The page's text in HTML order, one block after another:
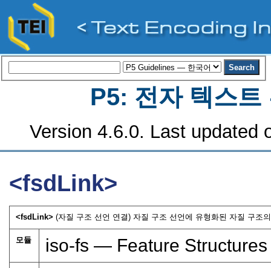
P5: 전자 텍스트
Version 4.6.0. Last updated
<fsdLink>
<fsdLink>(자질 구조 선언 연결) 자질 구조 선언에 유형화된 자질 구조
모듈 iso-fs — Feature Structures